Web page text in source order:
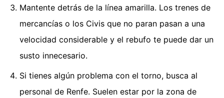
Mantente detrás de la línea amarilla. Los trenes de
mercancías o los Civis que no paran pasan a una
velocidad considerable y el rebufo te puede dar un
susto innecesario.
Si tienes algún problema con el torno, busca al
personal de Renfe. Suelen estar por la zona de